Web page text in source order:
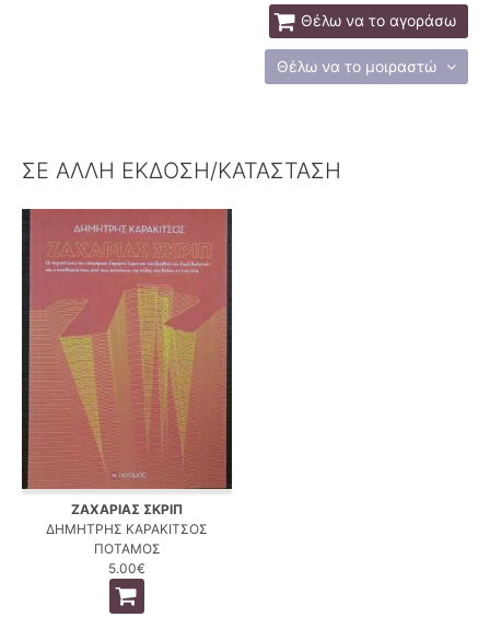
Θέλω να το αγοράσω
Θέλω να το μοιραστώ
ΣΕ ΑΛΛΗ ΕΚΔΟΣΗ/ΚΑΤΑΣΤΑΣΗ
ΖΑΧΑΡΙΑΣ ΣΚΡΙΠ
ΔΗΜΗΤΡΗΣ ΚΑΡΑΚΙΤΣΟΣ
ΠΟΤΑΜΟΣ
5.00€